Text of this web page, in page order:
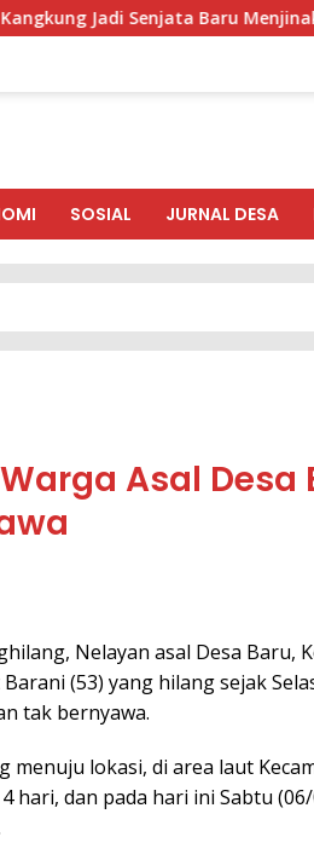
Senjata Baru Menjinakkan Inflasi
SOSIAL JURNAL DESA
Asal Desa
Nelayan asal Desa Baru,
(53) yang hilang sejak
tak bernyawa.
menuju lokasi, di area laut
hari, dan pada hari ini Sabtu